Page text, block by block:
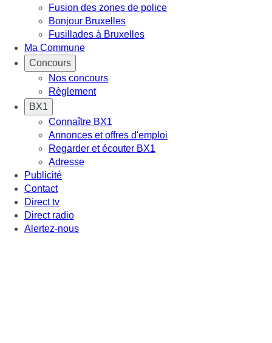
Fusion des zones de police
Bonjour Bruxelles
Fusillades à Bruxelles
Ma Commune
Concours
Nos concours
Règlement
BX1
Connaître BX1
Annonces et offres d'emploi
Regarder et écouter BX1
Adresse
Publicité
Contact
Direct tv
Direct radio
Alertez-nous